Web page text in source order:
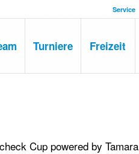
Service
Turniere Freizeit
Cup powered by Tamara